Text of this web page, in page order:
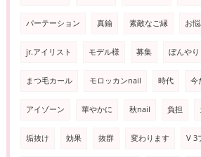
パーテーション 真鍮 素敵なご縁 お
jr.アイリスト モデル様 募集 ぼんやり
まつ毛カール モロッカンnail 時代 今
アイゾーン 華やかに 秋nail 負担
垢抜け 効果 抜群 変わります V 3